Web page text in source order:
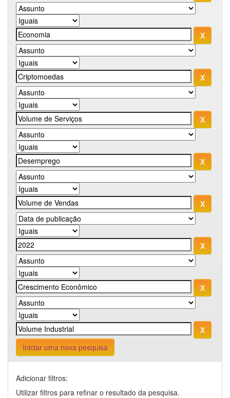
Iniciar uma nova pesquisa
Adicionar filtros:
Utilizar filtros para refinar o resultado da pesquisa.